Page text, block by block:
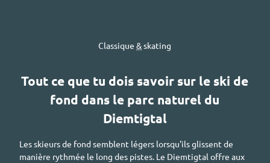
Classique&skating
Tout ce que tu dois savoir sur le ski de
fond dans le parc naturel du
Diemtigtal
Les skieurs de fond semblent légers lorsqu'ils glissent de
manière rythmée le long des pistes. Le Diemtigtal offre aux